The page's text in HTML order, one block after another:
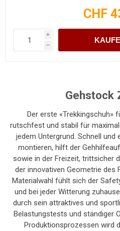
CHF
i
h
Gehstock
Der erste «Trekkingschuh»
rutschfest und stabil für
jedem Untergrund. Schnell und
montieren, hilft der
sowie in der Freizeit, trittsicher
der innovativen Geometrie des
Materialwahl fühlt sich der
und bei jeder Witterung
durch sein attraktives und
Belastungstests und ständiger
Produktionsprozessen wird